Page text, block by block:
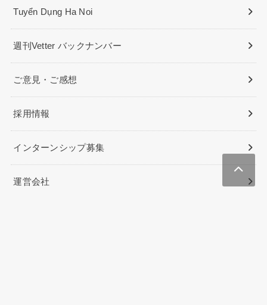
Tuyển Dụng Ha Noi
週刊Vetter バックナンバー
ご意見・ご感想
採用情報
インターンシップ募集
運営会社